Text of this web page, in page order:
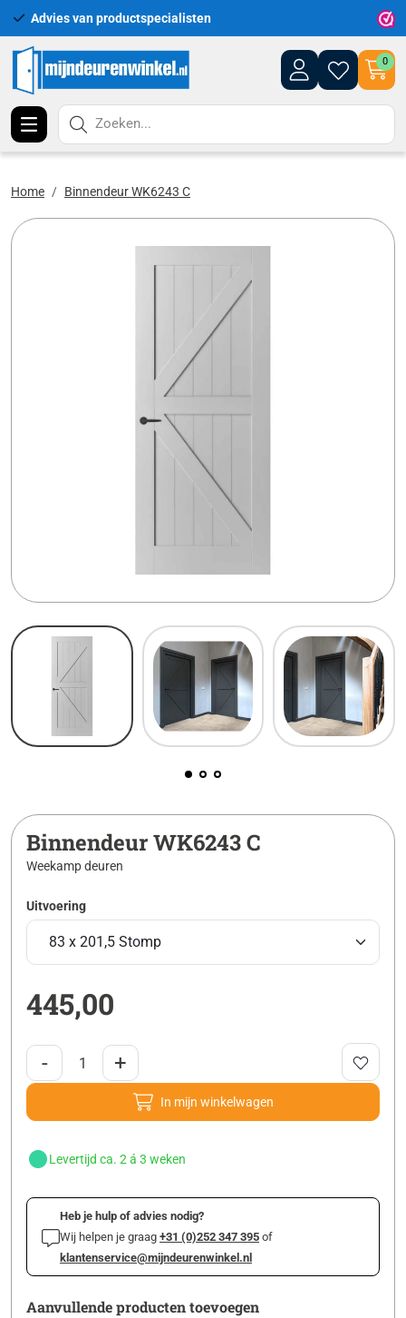
Advies van productspecialisten
0
Zoeken...
Home Binnendeur WK6243 C
Binnendeur WK6243 C
Weekamp deuren
Uitvoering
445,00
- +
In mijn winkelwagen
Levertijd ca. 2 á 3 weken
Heb je hulp of advies nodig?
Wij helpen je graag +31 (0)252 347 395 of
klantenservice@mijndeurenwinkel.nl
Aanvullende producten toevoegen